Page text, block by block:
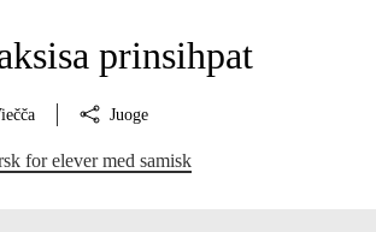
prinsihpat
Juoge
for elever med samisk